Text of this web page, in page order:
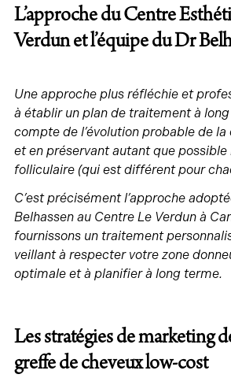
L’approche du Centre
Verdun et l’équipe du Dr
Une approche plus réfléchie et
à établir un plan de traitement à
compte de l’évolution probable de
et en préservant autant que
folliculaire (qui est différent pour
C’est précisément l’approche
Belhassen au Centre Le Verdun à
fournissons un traitement
veillant à respecter votre zone
optimale et à planifier à long terme.
Les stratégies de marketing
greffe de cheveux low-cost